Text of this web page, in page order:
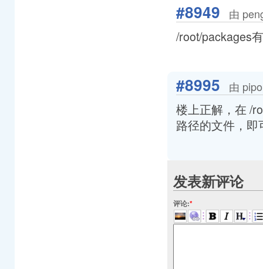
#8949 由
/root/packages
#8995 由
楼上正解，在 /
路径的文件，即
发表新评论
评论:*